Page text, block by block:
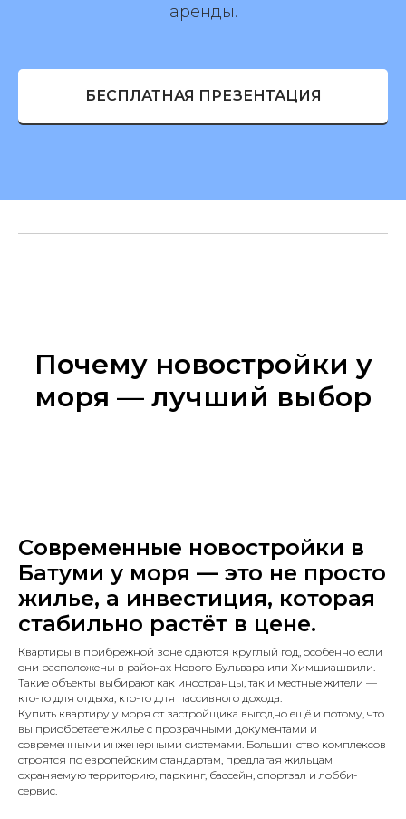
аренды.
БЕСПЛАТНАЯ ПРЕЗЕНТАЦИЯ
Почему новостройки у
моря — лучший выбор
Современные новостройки в
Батуми у моря — это не просто
жилье, а инвестиция, которая
стабильно растёт в цене.
Квартиры в прибрежной зоне сдаются круглый год, особенно если
они расположены в районах Нового Бульвара или Химшиашвили.
Такие объекты выбирают как иностранцы, так и местные жители —
кто-то для отдыха, кто-то для пассивного дохода.
Купить квартиру у моря от застройщика выгодно ещё и потому, что
вы приобретаете жильё с прозрачными документами и
современными инженерными системами. Большинство комплексов
строятся по европейским стандартам, предлагая жильцам
охраняемую территорию, паркинг, бассейн, спортзал и лобби-
сервис.